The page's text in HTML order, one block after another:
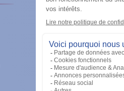
Batteries
TIA